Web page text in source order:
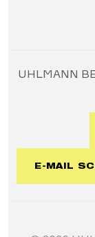
UHLMANN
E-MAIL